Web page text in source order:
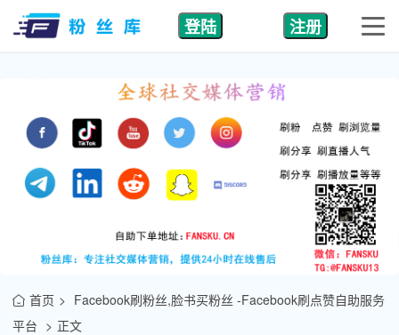
登陆 注册
首页
Facebook刷粉丝,脸书买粉丝 -Facebook刷点赞自助服务
平台
正文